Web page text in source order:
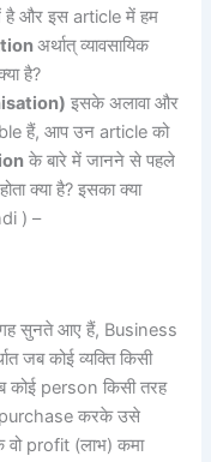
है और इस article में हम
अर्थात् व्यावसायिक
है?
इसके अलावा और
हैं, आप उन article को
के बारे में जानने से पहले
होता क्या है? इसका क्या
) –
सुनते आए हैं, Business
जब कोई व्यक्ति किसी
कोई person किसी तरह
purchase करके उसे
वो profit (लाभ) कमा